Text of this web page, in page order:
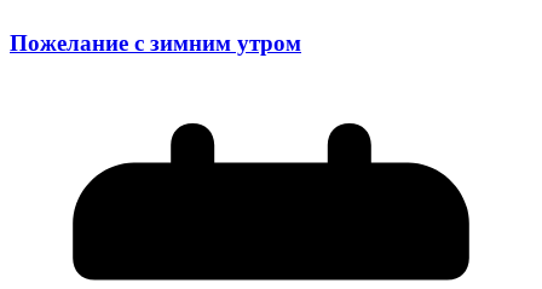
Пожелание с зимним утром